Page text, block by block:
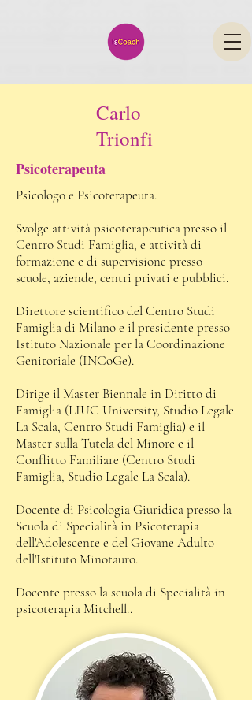
Carlo
Trionfi
Psicoterapeuta
Psicologo e Psicoterapeuta.
Svolge attività psicoterapeutica presso il
Centro Studi Famiglia, e attività di
formazione e di supervisione presso
scuole, aziende, centri privati e pubblici.
Direttore scientifico del Centro Studi
Famiglia di Milano e il presidente presso
Istituto Nazionale per la Coordinazione
Genitoriale (INCoGe).
Dirige il Master Biennale in Diritto di
Famiglia (LIUC University, Studio Legale
La Scala, Centro Studi Famiglia) e il
Master sulla Tutela del Minore e il
Conflitto Familiare (Centro Studi
Famiglia, Studio Legale La Scala).
Docente di Psicologia Giuridica presso la
Scuola di Specialità in Psicoterapia
dell'Adolescente e del Giovane Adulto
dell'Istituto Minotauro.
Docente presso la scuola di Specialità in
psicoterapia Mitchell..